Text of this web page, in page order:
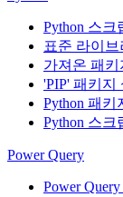
Python 스크
표준 라이브
가져온 패키
'PIP' 패키지
Python 패키
Python 스크
Power Query
Power